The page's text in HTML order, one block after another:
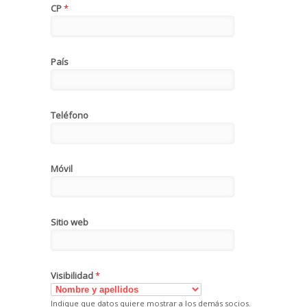
CP*
País
Teléfono
Móvil
Sitio web
Visibilidad*
Indique que datos quiere mostrar a los demás socios.